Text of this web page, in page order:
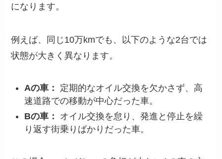
になります。
例えば、同じ10万kmでも、以下のような2台では
状態が大きく異なります。
Aの車：
定期的なオイル交換を欠かさず、高
速道路での移動が中心だった車。
Bの車：
オイル交換を怠り、発進と停止を繰
り返す街乗りばかりだった車。